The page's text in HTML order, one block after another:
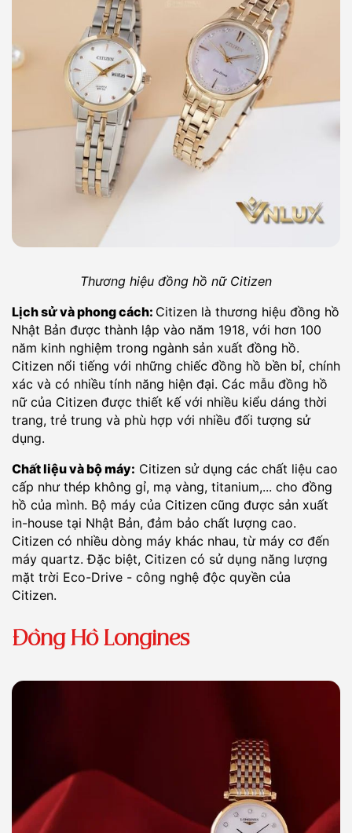
Thương hiệu đồng hồ nữ Citizen
Lịch sử và phong cách: Citizen là thương hiệu đồng hồ
Nhật Bản được thành lập vào năm 1918, với hơn 100
năm kinh nghiệm trong ngành sản xuất đồng hồ.
Citizen nổi tiếng với những chiếc đồng hồ bền bỉ, chính
xác và có nhiều tính năng hiện đại. Các mẫu đồng hồ
nữ của Citizen được thiết kế với nhiều kiểu dáng thời
trang, trẻ trung và phù hợp với nhiều đối tượng sử
dụng.
Chất liệu và bộ máy: Citizen sử dụng các chất liệu cao
cấp như thép không gỉ, mạ vàng, titanium,... cho đồng
hồ của mình. Bộ máy của Citizen cũng được sản xuất
in-house tại Nhật Bản, đảm bảo chất lượng cao.
Citizen có nhiều dòng máy khác nhau, từ máy cơ đến
máy quartz. Đặc biệt, Citizen có sử dụng năng lượng
mặt trời Eco-Drive - công nghệ độc quyền của
Citizen.
Đồng Hồ Longines